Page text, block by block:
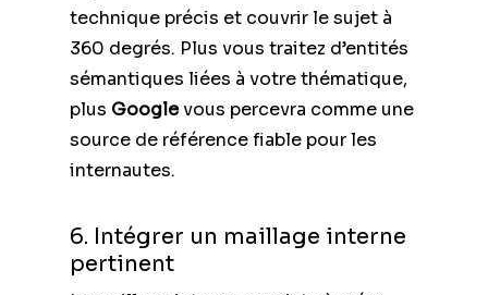
technique précis et couvrir le sujet à
360 degrés. Plus vous traitez d’entités
sémantiques liées à votre thématique,
plus Googlevous percevra comme une
source de référence fiable pour les
internautes.
6. Intégrer un maillage interne
pertinent